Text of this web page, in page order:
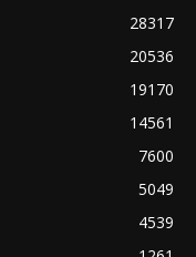
28317
20536
19170
14561
7600
5049
4539